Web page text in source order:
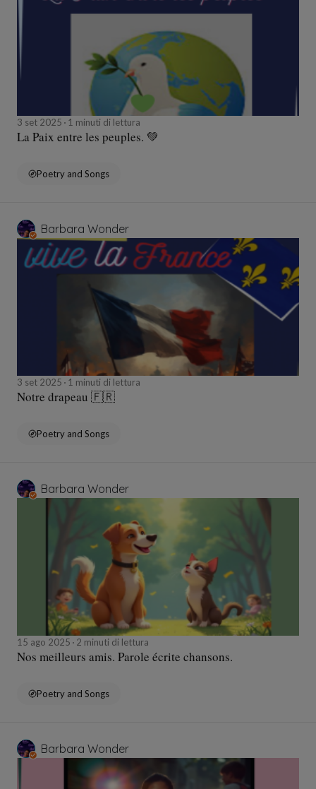
3 set 2025 1 minuti di lettura
La Paix entre les peuples. 💚
Poetry and Songs
Barbara Wonder
3 set 2025 1 minuti di lettura
Notre drapeau 🇫🇷
Poetry and Songs
Barbara Wonder
15 ago 2025 2 minuti di lettura
Nos meilleurs amis. Parole écrite chansons.
Poetry and Songs
Barbara Wonder